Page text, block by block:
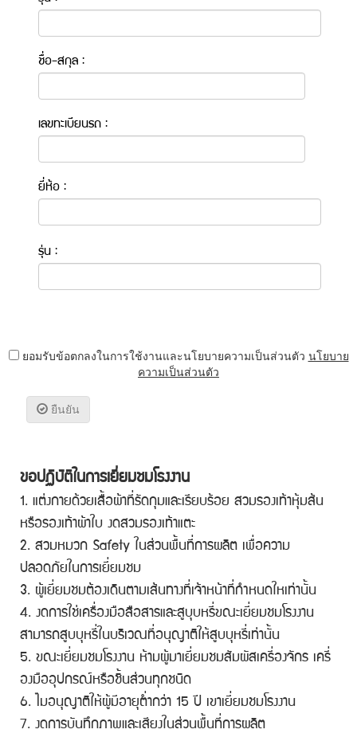
ชื่อ-สกุล :
เลขทะเบียนรถ :
ยี่ห้อ :
รุ่น :
ยอมรับข้อตกลงในการใช้งานและนโยบายความเป็นส่วนตัว นโยบาย
ความเป็นส่วนตัว
ยืนยัน
ขอปฏิบัติในการเยี่ยมชมโรงงาน
1. แต่งกายด้วยเสื้อผ้าที่รัดกุมและเรียบร้อย สวมรองเท้าหุ้มส้น
หรือรองเท้าผ้าใบ งดสวมรองเท้าแตะ
2. สวมหมวก Safety ในส่วนพื้นที่การผลิต เพื่อความ
ปลอดภัยในการเยี่ยมชม
3. ผู้เยี่ยมชมต้องเดินตามเส้นทางที่เจ้าหน้าที่กำหนดใหเท่านั้น
4. งดการใช่เครื่องมือสือสารและสูบุบหรี่ขณะเยี่ยมชมโรงงาน
สามารถสูบบุหรี่ในบริเวณที่อนุญาติให้สูบบุหรี่เท่านั้น
5. ขณะเยี่ยมชมโรงงาน ห้ามผู้มาเยี่ยมชมสัมผัสเครี่องจักร เครี่
องมืออุปกรณ์หรือชิ้นส่วนทุกชนิด
6. ไมอนุญาติให้ผู้มีอายุต่ำกว่า 15 ปี เขาเยี่ยมชมโรงงาน
7. งดการบันทึกภาพและเสียงในส่วนพื้นที่การผลิต